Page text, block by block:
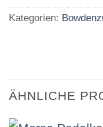
Kategorien:
ÄHNLICHE